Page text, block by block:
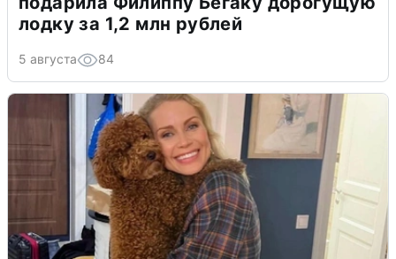
лодку за 1,2 млн рублей
5 августа 84